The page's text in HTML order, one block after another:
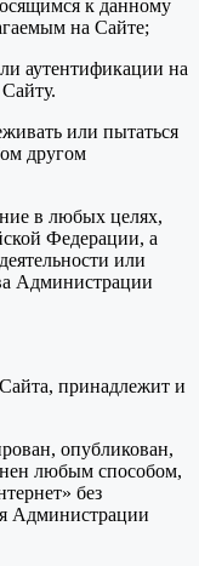
к данному
на Сайте;
аутентификации на
или пытаться
другом
в любых целях,
Федерации, а
или
Администрации
принадлежит и
опубликован,
любым способом,
без
Администрации